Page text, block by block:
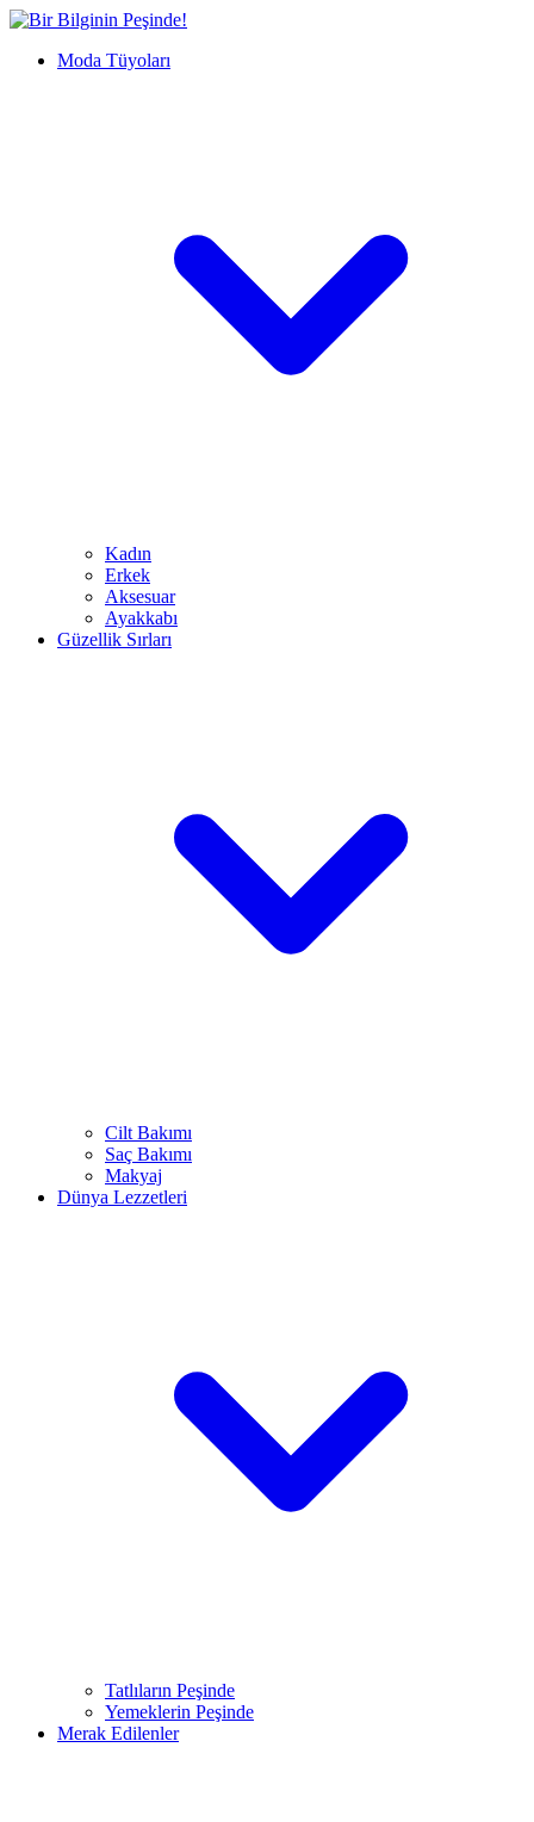
İçeriğe
Bir
Peşinde!Moda Tüyoları
Kadın
Erkek
Aksesuar
Ayakkabı
Güzellik Sırları
Cilt Bakımı
Saç Bakımı
Makyaj
Dünya Lezzetleri
Tatlıların Peşinde
Yemeklerin Peşinde
Merak Edilenler